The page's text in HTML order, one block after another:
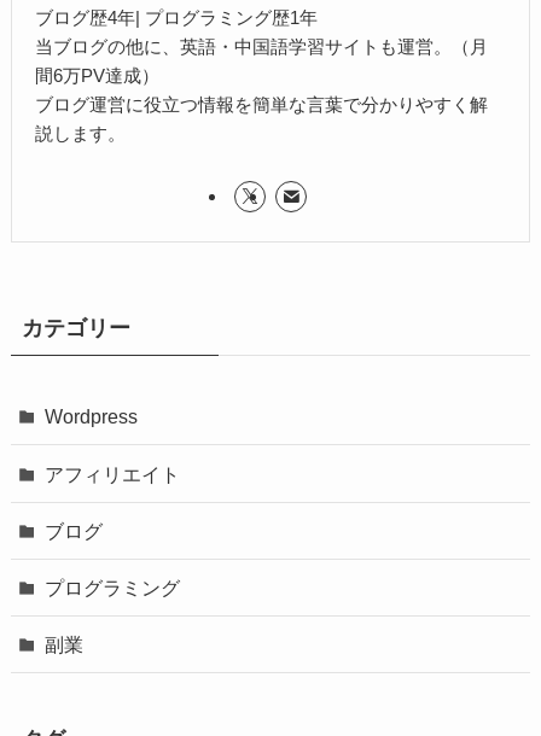
ブログ歴4年| プログラミング歴1年
当ブログの他に、英語・中国語学習サイトも運営。（月
間6万PV達成）
ブログ運営に役立つ情報を簡単な言葉で分かりやすく解
説します。
カテゴリー
Wordpress
アフィリエイト
ブログ
プログラミング
副業